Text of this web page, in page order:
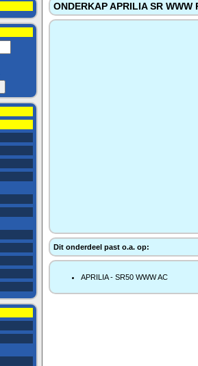
ONDERKAP APRILIA SR WWW
Dit onderdeel past o.a. op:
APRILIA - SR50 WWW AC